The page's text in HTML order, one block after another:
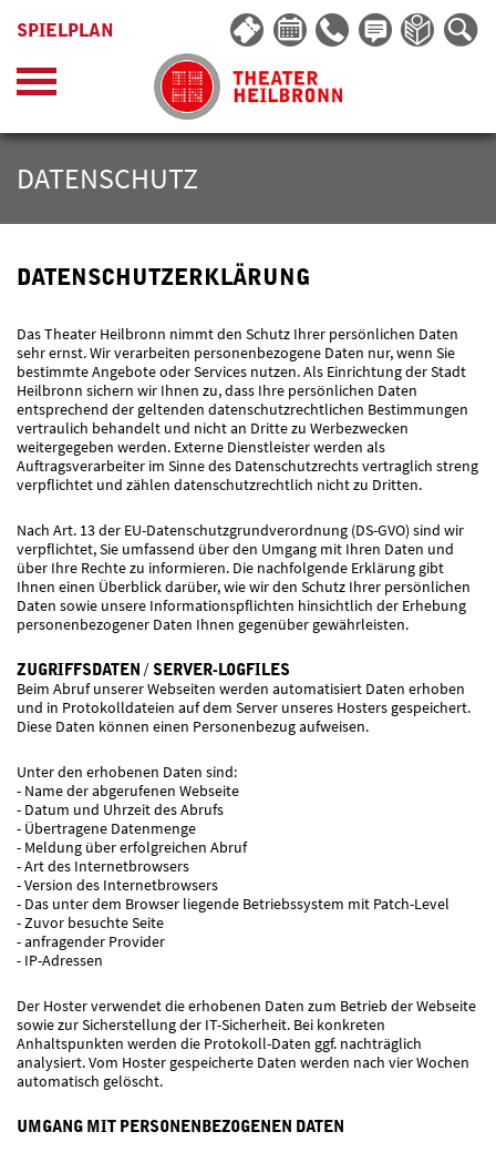
SPIELPLAN
DATENSCHUTZ
DATENSCHUTZERKLÄRUNG
Das Theater Heilbronn nimmt den Schutz Ihrer persönlichen Daten
sehr ernst. Wir verarbeiten personenbezogene Daten nur, wenn Sie
bestimmte Angebote oder Services nutzen. Als Einrichtung der Stadt
Heilbronn sichern wir Ihnen zu, dass Ihre persönlichen Daten
entsprechend der geltenden datenschutzrechtlichen Bestimmungen
vertraulich behandelt und nicht an Dritte zu Werbezwecken
weitergegeben werden. Externe Dienstleister werden als
Auftragsverarbeiter im Sinne des Datenschutzrechts vertraglich streng
verpflichtet und zählen datenschutzrechtlich nicht zu Dritten.
Nach Art. 13 der EU-Datenschutzgrundverordnung (DS-GVO) sind wir
verpflichtet, Sie umfassend über den Umgang mit Ihren Daten und
über Ihre Rechte zu informieren. Die nachfolgende Erklärung gibt
Ihnen einen Überblick darüber, wie wir den Schutz Ihrer persönlichen
Daten sowie unsere Informationspflichten hinsichtlich der Erhebung
personenbezogener Daten Ihnen gegenüber gewährleisten.
ZUGRIFFSDATEN / SERVER-LOGFILES
Beim Abruf unserer Webseiten werden automatisiert Daten erhoben
und in Protokolldateien auf dem Server unseres Hosters gespeichert.
Diese Daten können einen Personenbezug aufweisen.
Unter den erhobenen Daten sind:
- Name der abgerufenen Webseite
- Datum und Uhrzeit des Abrufs
- Übertragene Datenmenge
- Meldung über erfolgreichen Abruf
- Art des Internetbrowsers
- Version des Internetbrowsers
- Das unter dem Browser liegende Betriebssystem mit Patch-Level
- Zuvor besuchte Seite
- anfragender Provider
- IP-Adressen
Der Hoster verwendet die erhobenen Daten zum Betrieb der Webseite
sowie zur Sicherstellung der IT-Sicherheit. Bei konkreten
Anhaltspunkten werden die Protokoll-Daten ggf. nachträglich
analysiert. Vom Hoster gespeicherte Daten werden nach vier Wochen
automatisch gelöscht.
UMGANG MIT PERSONENBEZOGENEN DATEN